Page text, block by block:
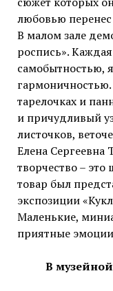
любовью перенес
В малом зале
роспись».
самобытностью,
тарелочках и
и причудливый
листочков,
Елена Сергеевна
творчество –
товар был
экспозиции
Маленькие,
приятные эмоции
В